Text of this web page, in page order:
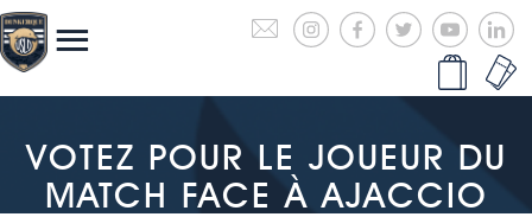
VOTEZ POUR LE JOUEUR DU
MATCH FACE À AJACCIO